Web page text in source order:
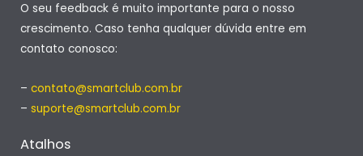
O seu feedback é muito importante para o nosso
crescimento. Caso tenha qualquer dúvida entre em
contato conosco:
– contato@smartclub.com.br
– suporte@smartclub.com.br
Atalhos